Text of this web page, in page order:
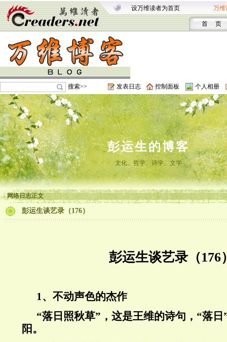
设万维读者为首页 万维
首 页
搜索>> 发表日志 控制面板 个人相册
彭运生的博客
文化、哲学、诗学、文学
网络日志正文
彭运生谈艺录（176）
彭运生谈艺录（176
1、不动声色的杰作
“落日照秋草”，这是王维的诗句，“落
阳。